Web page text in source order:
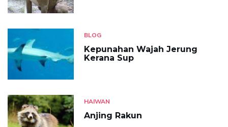
BLOG
Kepunahan Wajah Jerung
Kerana Sup
HAIWAN
Anjing Rakun